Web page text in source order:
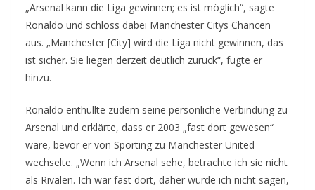
„Arsenal kann die Liga gewinnen; es ist möglich“, sagte
Ronaldo und schloss dabei Manchester Citys Chancen
aus. „Manchester [City] wird die Liga nicht gewinnen, das
ist sicher. Sie liegen derzeit deutlich zurück“, fügte er
hinzu.
Ronaldo enthüllte zudem seine persönliche Verbindung zu
Arsenal und erklärte, dass er 2003 „fast dort gewesen“
wäre, bevor er von Sporting zu Manchester United
wechselte. „Wenn ich Arsenal sehe, betrachte ich sie nicht
als Rivalen. Ich war fast dort, daher würde ich nicht sagen,